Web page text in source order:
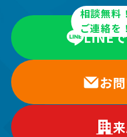
相談無料
ご連絡を！
LINE
お